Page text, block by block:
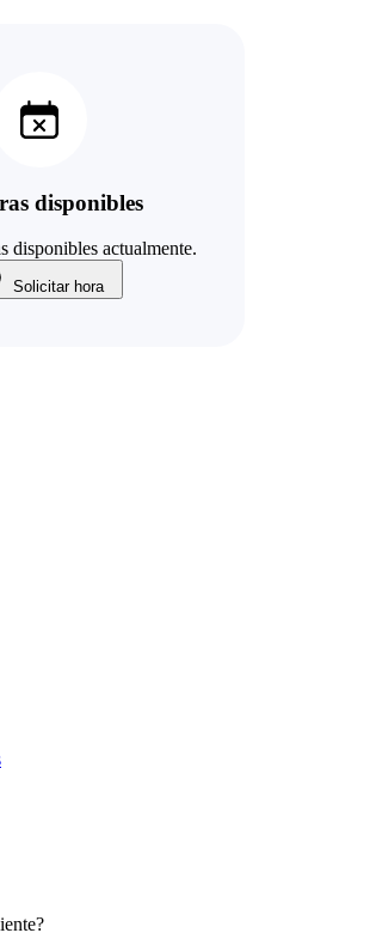
disponibles
disponibles actualmente.
Solicitar hora